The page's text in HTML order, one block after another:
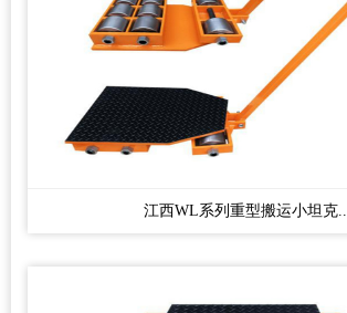
江西WL系列重型搬运小坦克...